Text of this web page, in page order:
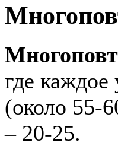
где
(около 55-
– 20-25.